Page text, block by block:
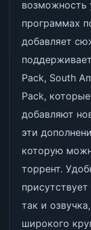
возможность
программах
добавляет
Pack, South
Pack,
добавляют
эти
которую
торрент.
так и
широкого